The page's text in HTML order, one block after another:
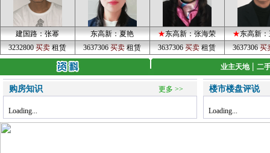
建国路：张幂 东高新：夏艳 ★东高新：张海荣 ★东高新
3232800买卖 租赁 3637306买卖 租赁 3637306买卖 租赁 3637306买
业主天地 | 二
购房知识 更多 >>
Loading...
楼市楼盘评说
Loading...